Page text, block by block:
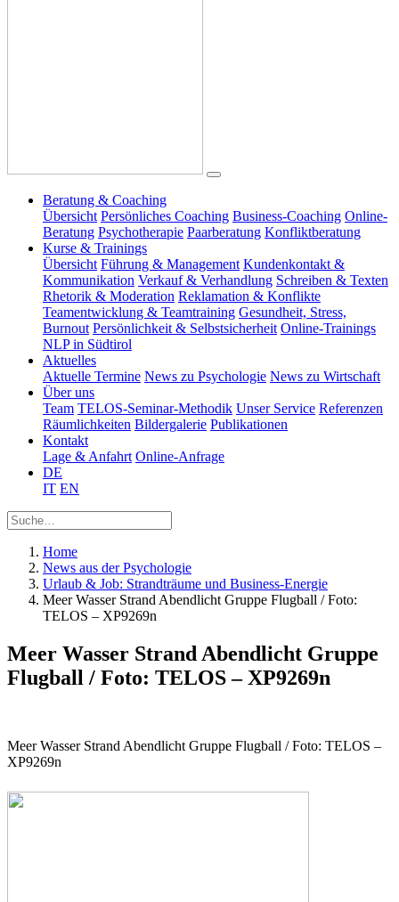
Beratung & Coaching
Übersicht Persönliches Coaching Business-Coaching Online-
Beratung Psychotherapie Paarberatung Konfliktberatung
Kurse & Trainings
Übersicht Führung & Management Kundenkontakt &
Kommunikation Verkauf & Verhandlung Schreiben & Texten
Rhetorik & Moderation Reklamation & Konflikte
Teamentwicklung & Teamtraining Gesundheit, Stress,
Burnout Persönlichkeit & Selbstsicherheit Online-Trainings
NLP in Südtirol
Aktuelles
Aktuelle Termine News zu Psychologie News zu Wirtschaft
Über uns
Team TELOS-Seminar-Methodik Unser Service Referenzen
Räumlichkeiten Bildergalerie Publikationen
Kontakt
Lage & Anfahrt Online-Anfrage
DE
IT EN
Home
News aus der Psychologie
Urlaub & Job: Strandträume und Business-Energie
Meer Wasser Strand Abendlicht Gruppe Flugball / Foto:
TELOS – XP9269n
Meer Wasser Strand Abendlicht Gruppe
Flugball / Foto: TELOS – XP9269n
Meer Wasser Strand Abendlicht Gruppe Flugball / Foto: TELOS –
XP9269n